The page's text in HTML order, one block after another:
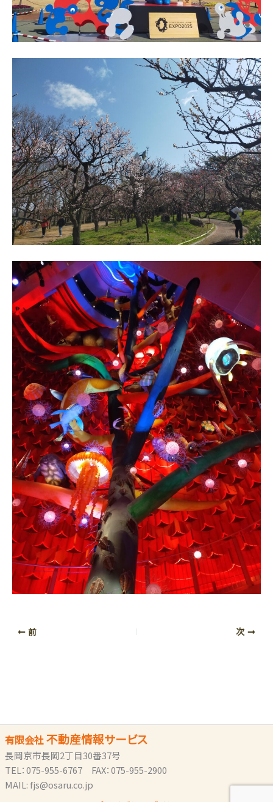
前 次
有限会社不動産情報サービス
長岡京市長岡2丁目30番37号
TEL：075-955-6767 FAX：075-955-2900
MAIL: fjs@osaru.co.jp